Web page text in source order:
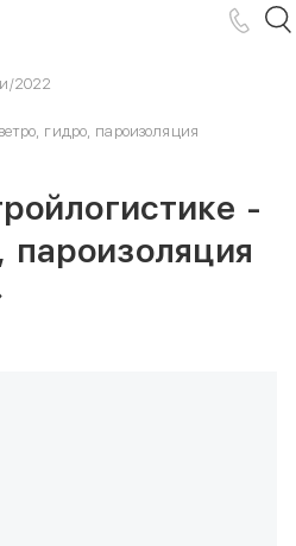
/2022
гидро, пароизоляция
-
пароизоляция